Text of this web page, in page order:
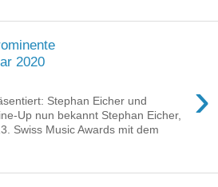
2020
›
Stephan Eicher und
Up nun bekannt Stephan Eicher,
Swiss Music Awards mit dem